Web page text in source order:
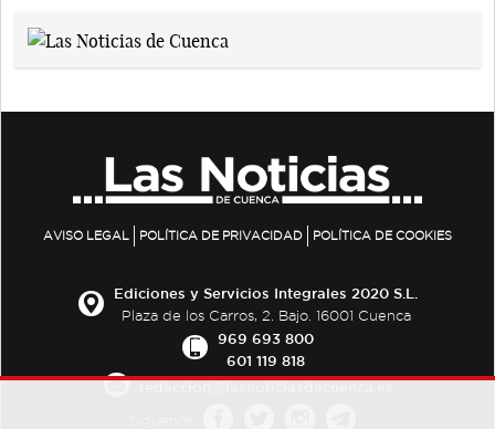
AVISO LEGAL POLÍTICA DE PRIVACIDAD POLÍTICA DE COOKIES
Ediciones y Servicios Integrales 2020 S.L.
Plaza de los Carros, 2. Bajo. 16001 Cuenca
969 693 800
601 119 818